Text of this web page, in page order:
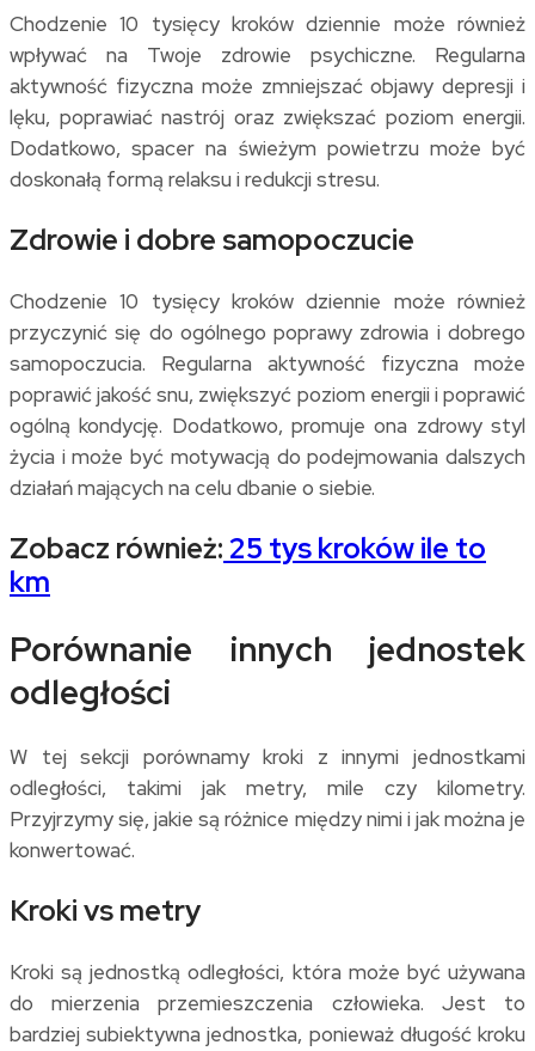
Chodzenie 10 tysięcy kroków dziennie może również
wpływać na Twoje zdrowie psychiczne. Regularna
aktywność fizyczna może zmniejszać objawy depresji i
lęku, poprawiać nastrój oraz zwiększać poziom energii.
Dodatkowo, spacer na świeżym powietrzu może być
doskonałą formą relaksu i redukcji stresu.
Zdrowie i dobre samopoczucie
Chodzenie 10 tysięcy kroków dziennie może również
przyczynić się do ogólnego poprawy zdrowia i dobrego
samopoczucia. Regularna aktywność fizyczna może
poprawić jakość snu, zwiększyć poziom energii i poprawić
ogólną kondycję. Dodatkowo, promuje ona zdrowy styl
życia i może być motywacją do podejmowania dalszych
działań mających na celu dbanie o siebie.
Zobacz również:25 tys kroków ile to
km
Porównanie innych jednostek
odległości
W tej sekcji porównamy kroki z innymi jednostkami
odległości, takimi jak metry, mile czy kilometry.
Przyjrzymy się, jakie są różnice między nimi i jak można je
konwertować.
Kroki vs metry
Kroki są jednostką odległości, która może być używana
do mierzenia przemieszczenia człowieka. Jest to
bardziej subiektywna jednostka, ponieważ długość kroku